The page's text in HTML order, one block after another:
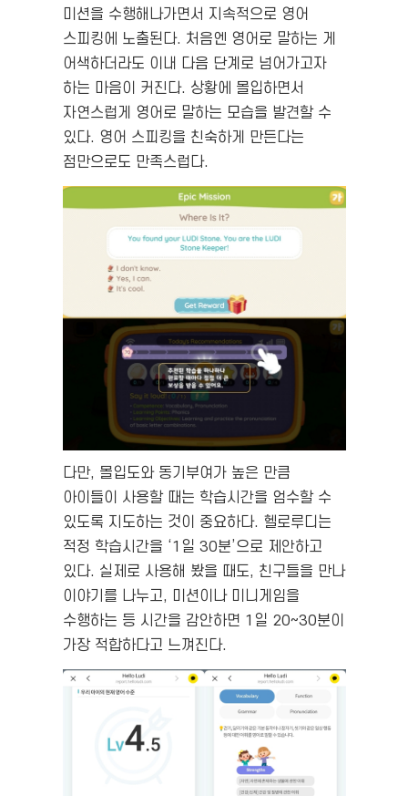
미션을 수행해나가면서 지속적으로 영어
스피킹에 노출된다. 처음엔 영어로 말하는 게
어색하더라도 이내 다음 단계로 넘어가고자
하는 마음이 커진다. 상황에 몰입하면서
자연스럽게 영어로 말하는 모습을 발견할 수
있다. 영어 스피킹을 친숙하게 만든다는
점만으로도 만족스럽다.
다만, 몰입도와 동기부여가 높은 만큼
아이들이 사용할 때는 학습시간을 엄수할 수
있도록 지도하는 것이 중요하다. 헬로루디는
적정 학습시간을 ‘1일 30분’으로 제안하고
있다. 실제로 사용해 봤을 때도, 친구들을 만나
이야기를 나누고, 미션이나 미니게임을
수행하는 등 시간을 감안하면 1일 20~30분이
가장 적합하다고 느껴진다.